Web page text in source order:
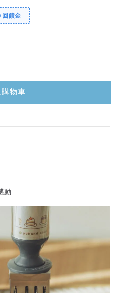
回饋金
購物車
動